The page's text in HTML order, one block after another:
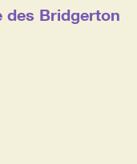
des Bridgerton